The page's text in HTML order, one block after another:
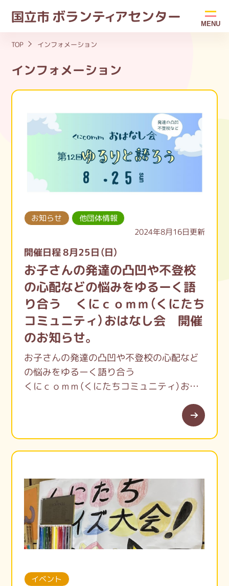
国立市 ボランティアセンター MENU
TOP インフォメーション
インフォメーション
お知らせ
他団体情報
2024年8月16日更新
開催日程 8月25日（日）
お子さんの発達の凸凹や不登校
の心配などの悩みをゆるーく語
り合う くにｃｏｍｍ（くにたち
コミュニティ）おはなし会 開催
のお知らせ。
お子さんの発達の凸凹や不登校の心配など
の悩みをゆるーく語り合う
くにｃｏｍｍ（くにたちコミュニティ）おは
ひとりで抱え込んでいる方がいたら、まず
たそうです。
この１年でおはなし会開催した数は、29回。
ともだち登録数も１００名を超えました。
困った時、悩んだ時、話に行ける居場所があ
るのはいいですね！
8月くにcomm 予定
イベント